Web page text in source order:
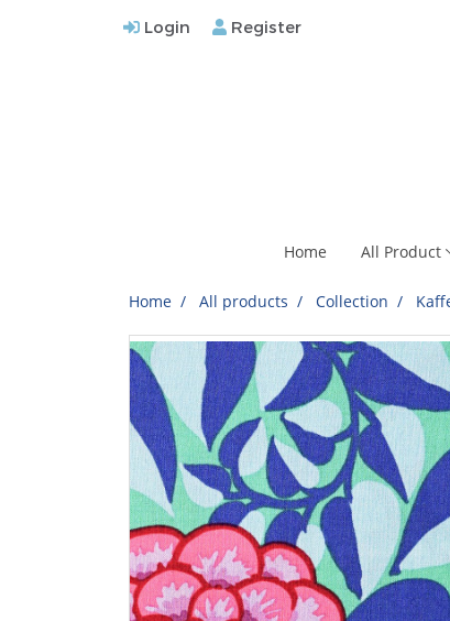
Login Register
Home All Product
Home All products Collection